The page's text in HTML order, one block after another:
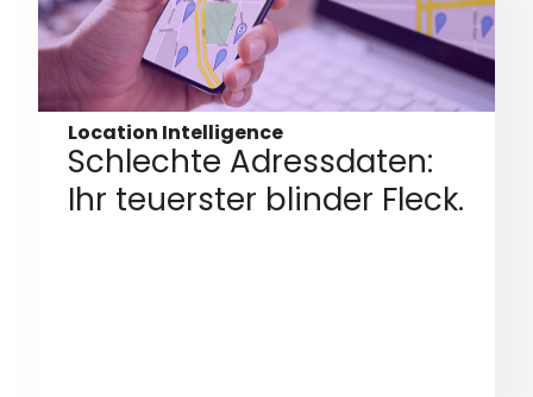
Location Intelligence
Schlechte Adressdaten:
Ihr teuerster blinder Fleck.